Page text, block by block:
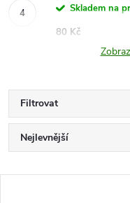
Skladem na
80 Kč
Filtrovat
Ř
a
Nejlevnější